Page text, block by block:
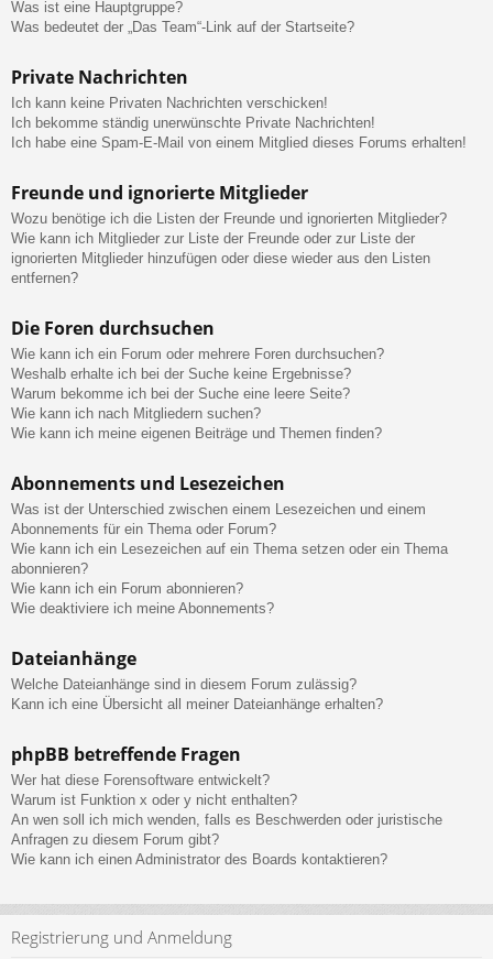
Was ist eine Hauptgruppe?
Was bedeutet der „Das Team“-Link auf der Startseite?
Private Nachrichten
Ich kann keine Privaten Nachrichten verschicken!
Ich bekomme ständig unerwünschte Private Nachrichten!
Ich habe eine Spam-E-Mail von einem Mitglied dieses Forums erhalten!
Freunde und ignorierte Mitglieder
Wozu benötige ich die Listen der Freunde und ignorierten Mitglieder?
Wie kann ich Mitglieder zur Liste der Freunde oder zur Liste der
ignorierten Mitglieder hinzufügen oder diese wieder aus den Listen
entfernen?
Die Foren durchsuchen
Wie kann ich ein Forum oder mehrere Foren durchsuchen?
Weshalb erhalte ich bei der Suche keine Ergebnisse?
Warum bekomme ich bei der Suche eine leere Seite?
Wie kann ich nach Mitgliedern suchen?
Wie kann ich meine eigenen Beiträge und Themen finden?
Abonnements und Lesezeichen
Was ist der Unterschied zwischen einem Lesezeichen und einem
Abonnements für ein Thema oder Forum?
Wie kann ich ein Lesezeichen auf ein Thema setzen oder ein Thema
abonnieren?
Wie kann ich ein Forum abonnieren?
Wie deaktiviere ich meine Abonnements?
Dateianhänge
Welche Dateianhänge sind in diesem Forum zulässig?
Kann ich eine Übersicht all meiner Dateianhänge erhalten?
phpBB betreffende Fragen
Wer hat diese Forensoftware entwickelt?
Warum ist Funktion x oder y nicht enthalten?
An wen soll ich mich wenden, falls es Beschwerden oder juristische
Anfragen zu diesem Forum gibt?
Wie kann ich einen Administrator des Boards kontaktieren?
Registrierung und Anmeldung